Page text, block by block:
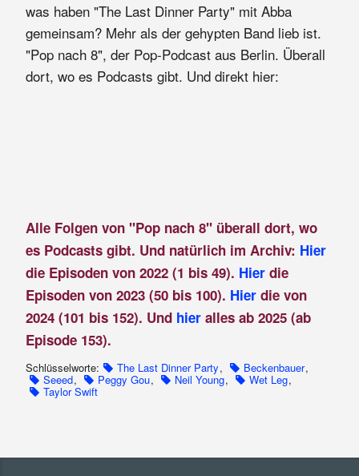
was haben "The Last Dinner Party" mit Abba
gemeinsam? Mehr als der gehypten Band lieb ist.
"Pop nach 8", der Pop-Podcast aus Berlin. Überall
dort, wo es Podcasts gibt. Und direkt hier:
Alle Folgen von "Pop nach 8" überall dort, wo
es Podcasts gibt. Und natürlich im Archiv: Hier
die Episoden von 2022 (1 bis 49). Hierdie
Episoden von 2023 (50 bis 100). Hier die von
2024 (101 bis 152). Und hier alles ab 2025 (ab
Episode 153).
Schlüsselworte: The Last Dinner Party, Beckenbauer,
Seeed, Peggy Gou, Neil Young, Wet Leg,
Taylor Swift